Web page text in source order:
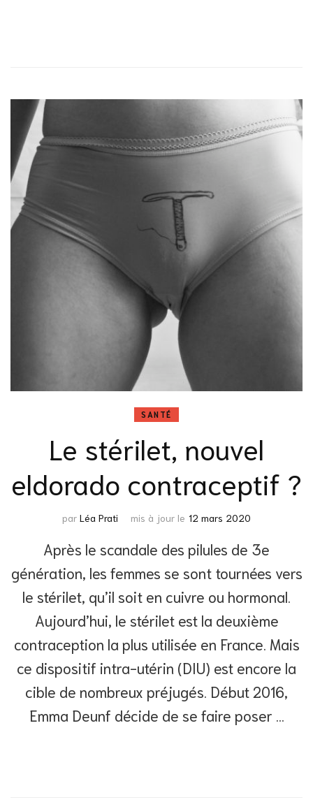
SANTÉ
Le stérilet, nouvel
eldorado contraceptif ?
par Léa Prati mis à jour le 12 mars 2020
Après le scandale des pilules de 3e
génération, les femmes se sont tournées vers
le stérilet, qu’il soit en cuivre ou hormonal.
Aujourd’hui, le stérilet est la deuxième
contraception la plus utilisée en France. Mais
ce dispositif intra-utérin (DIU) est encore la
cible de nombreux préjugés. Début 2016,
Emma Deunf décide de se faire poser …